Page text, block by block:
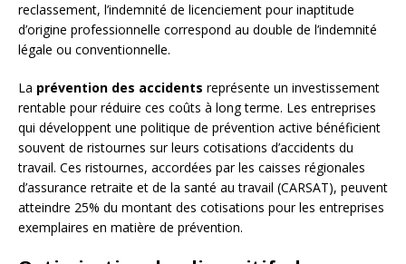
reclassement, l’indemnité de licenciement pour inaptitude
d’origine professionnelle correspond au double de l’indemnité
légale ou conventionnelle.
La prévention des accidents représente un investissement
rentable pour réduire ces coûts à long terme. Les entreprises
qui développent une politique de prévention active bénéficient
souvent de ristournes sur leurs cotisations d’accidents du
travail. Ces ristournes, accordées par les caisses régionales
d’assurance retraite et de la santé au travail (CARSAT), peuvent
atteindre 25% du montant des cotisations pour les entreprises
exemplaires en matière de prévention.